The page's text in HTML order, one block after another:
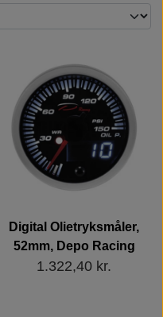
Digital Olietryksmåler,
52mm, Depo Racing
1.322,40 kr.